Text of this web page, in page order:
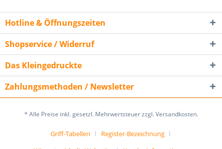
Hotline & Öffnungszeiten
Shopservice / Widerruf
Das Kleingedruckte
Zahlungsmethoden / Newsletter
* Alle Preise inkl. gesetzl. Mehrwertsteuer zzgl. Versandkosten.
Griff-Tabellen
Register-Bezeichnung